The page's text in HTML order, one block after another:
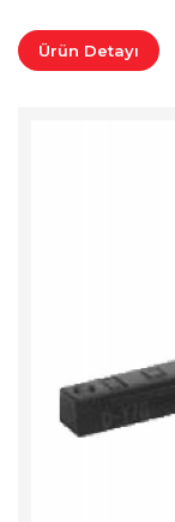
Ürün Detayı